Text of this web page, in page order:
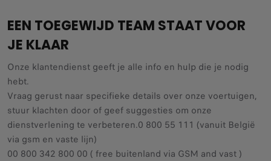
EEN TOEGEWIJD TEAM STAAT VOOR
JE KLAAR
Onze klantendienst geeft je alle info en hulp die je nodig
hebt.
Vraag gerust naar specifieke details over onze voertuigen,
stuur klachten door of geef suggesties om onze
dienstverlening te verbeteren.0 800 55 111 (vanuit België
via gsm en vaste lijn)
00 800 342 800 00 ( free buitenland via GSM and vast )